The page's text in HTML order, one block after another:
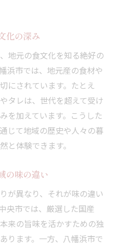
化の深み
地元の食文化を知る絶好の
浜市では、地元産の食材や
にされています。たとえ
タレは、世代を超えて受け
を加えています。こうした
じて地域の歴史や人々の暮
と体験できます。
の味の違い
が異なり、それが味の違い
央市では、厳選した国産
来の旨味を活かすための独
ります。一方、八幡浜市で